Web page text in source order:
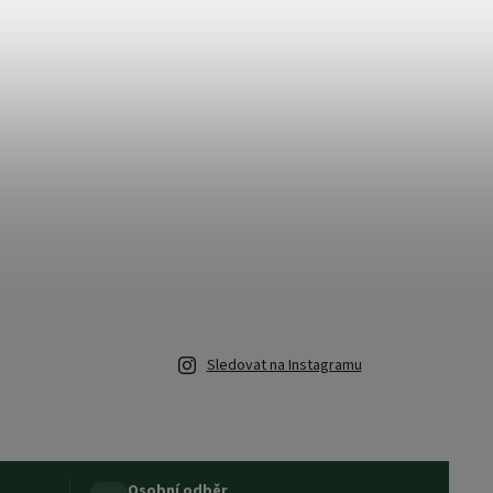
Sledovat na Instagramu